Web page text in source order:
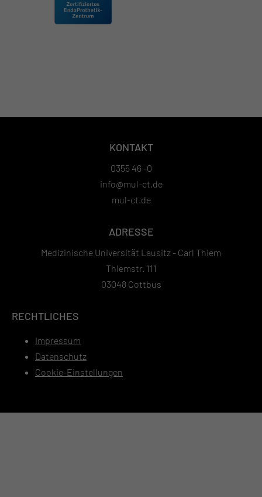
KONTAKT
0355 46 -0
info@mul-ct.de
mul-ct.de
ADRESSE
Medizinische Universität Lausitz - Carl Thiem
Thiemstr. 111
03048 Cottbus
RECHTLICHES
Impressum
Datenschutz
Cookie-Einstellungen